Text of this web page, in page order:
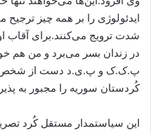
ایدئولوژی را بر همه چیز
شدت ترویج می‌کنند.برای آقاب
در زندان‌ بسر می‌برد و من‌ هم
پ.ک.ک و پ.ی.د دست از شخص
کُردستان‌ سوریه را مجبور به
این سیاستمدار مستقل کُرد